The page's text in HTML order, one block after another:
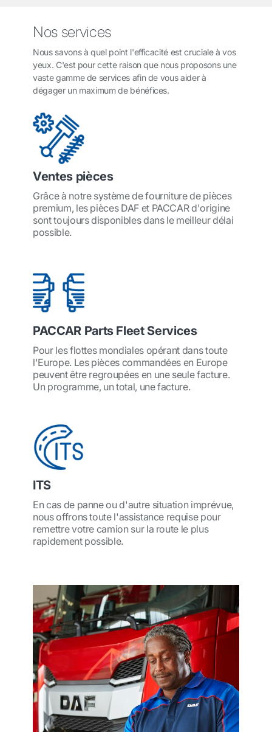
Nos services
Nous savons à quel point l'efficacité est cruciale à vos
yeux. C'est pour cette raison que nous proposons une
vaste gamme de services afin de vous aider à
dégager un maximum de bénéfices.
Ventes pièces
Grâce à notre système de fourniture de pièces
premium, les pièces DAF et PACCAR d'origine
sont toujours disponibles dans le meilleur délai
possible.
PACCAR Parts Fleet Services
Pour les flottes mondiales opérant dans toute
l'Europe. Les pièces commandées en Europe
peuvent être regroupées en une seule facture.
Un programme, un total, une facture.
ITS
En cas de panne ou d'autre situation imprévue,
nous offrons toute l'assistance requise pour
remettre votre camion sur la route le plus
rapidement possible.